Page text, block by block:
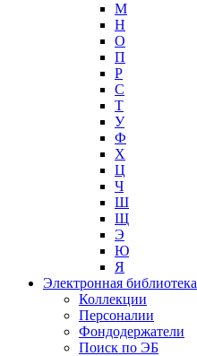
М
Н
О
П
Р
С
Т
У
Ф
Х
Ц
Ч
Ш
Щ
Э
Ю
Я
Электронная библиотека
Коллекции
Персоналии
Фондодержатели
Поиск по ЭБ